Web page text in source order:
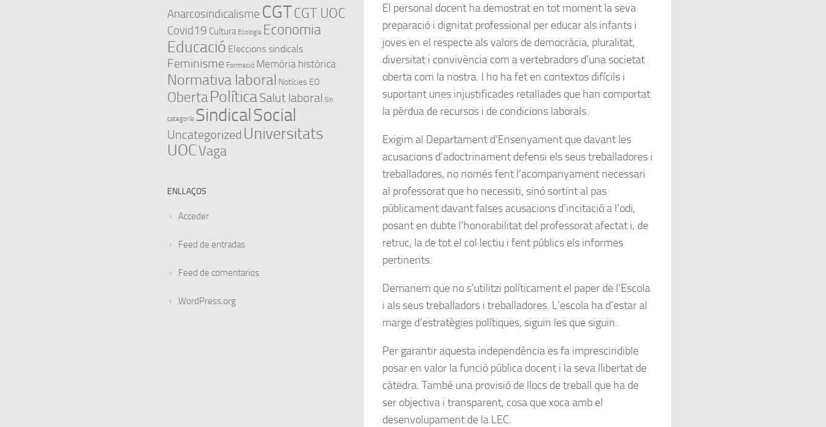
El personal docent ha demostrat en tot moment la seva
preparació i dignitat professional per educar als infants i
joves en el respecte als valors de democràcia, pluralitat,
diversitat i convivència com a vertebradors d’una societat
oberta com la nostra. I ho ha fet en contextos difícils i
suportant unes injustificades retallades que han comportat
la pèrdua de recursos i de condicions laborals.
Exigim al Departament d’Ensenyament que davant les
acusacions d’adoctrinament defensi els seus treballadores i
treballadores, no només fent l’acompanyament necessari
al professorat que ho necessiti, sinó sortint al pas
públicament davant falses acusacions d’incitació a l’odi,
posant en dubte l’honorabilitat del professorat afectat i, de
retruc, la de tot el col·lectiu i fent públics els informes
pertinents.
Demanem que no s’utilitzi políticament el paper de l’Escola
i als seus treballadors i treballadores. L’escola ha d’estar al
marge d’estratègies polítiques, siguin les que siguin.
Per garantir aquesta independència es fa imprescindible
posar en valor la funció pública docent i la seva llibertat de
càtedra. També una provisió de llocs de treball que ha de
ser objectiva i transparent, cosa que xoca amb el
desenvolupament de la LEC.
Anarcosindicalisme CGTCGT UOC
Covid19 Cultura Ecologia Economia
Educació Eleccions sindicals
Feminisme Formació Memòria històrica
Normativa laboral Notícies EO
ObertaPolíticaSalut laboral Sin
categoría SindicalSocial
Uncategorized Universitats
UOCVaga
ENLLAÇOS
Acceder
Feed de entradas
Feed de comentarios
WordPress.org